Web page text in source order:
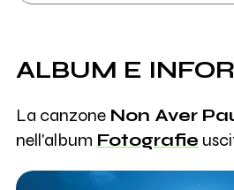
ALBUM E
La canzone Non Aver
nell'album Fotografie